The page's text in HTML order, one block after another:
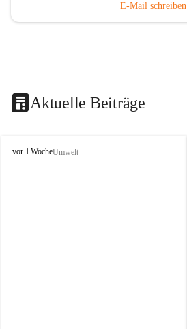
E-Mail schreiben
Aktuelle Beiträge
V
vor 1 WocheUmwelt